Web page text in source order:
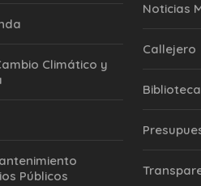
Climático y
Públicos
‎Noticias
Callejero